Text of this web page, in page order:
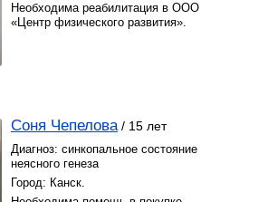
Необходима реабилитация в ООО
«Центр физического развития».
Соня Чепелова / 15 лет
Диагноз: синкопальное состояние
неясного генеза
Город: Канск.